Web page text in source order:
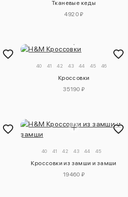
Тканевые кеды
4920 ₽
40 41 42 43 44 45 46
Кроссовки
35190 ₽
40 41 42 43 44 45
Кроссовки из замши и замши
19460 ₽